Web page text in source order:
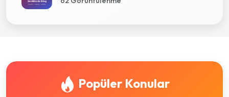
Popüler Konular